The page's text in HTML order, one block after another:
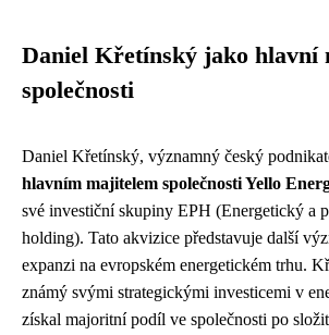
Daniel Křetínský jako hlavní
společnosti
Daniel Křetínský, významný český
hlavním majitelem společnosti Yello
své investiční skupiny EPH (Energetický a
holding). Tato akvizice představuje další
expanzi na evropském energetickém trhu.
známý svými strategickými investicemi v
získal majoritní podíl ve společnosti po